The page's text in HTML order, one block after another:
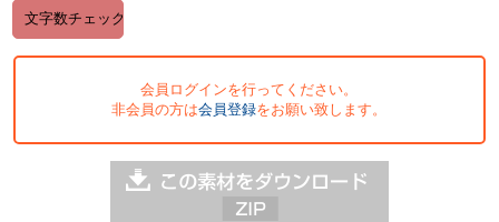
会員ログインを行ってください。
非会員の方は会員登録をお願い致します。